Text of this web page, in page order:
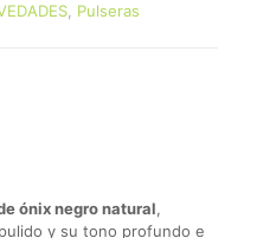
Pulseras
ónix negro natural,
y su tono profundo e